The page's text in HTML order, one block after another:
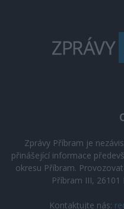
Zprávy Příbram je
přinášející informace
okresu Příbram.
Příbram III, 26101
Kontaktujte nás: